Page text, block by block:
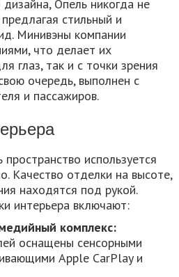
Опель никогда не
стильный и
Минивэны компании
что делает их
глаз, так и с точки зрения
очередь, выполнен с
и пассажиров.
используется
Качество отделки на высоте,
находятся под рукой.
интерьера включают:
комплекс:
оснащены сенсорными
Apple CarPlay и